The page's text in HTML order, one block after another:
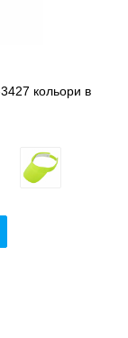
кольори в